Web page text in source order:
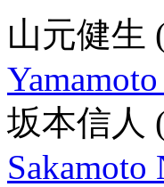
山元健生
坂本信人
Sakamoto